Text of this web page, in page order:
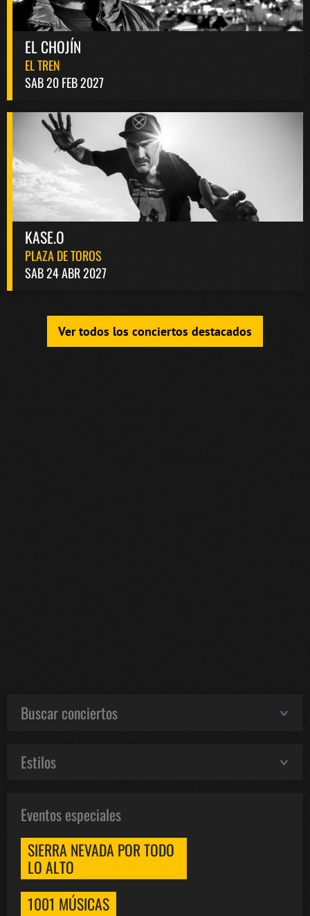
EL CHOJÍN
EL TREN
SAB 20 FEB 2027
KASE.O
PLAZA DE TOROS
SAB 24 ABR 2027
Ver todos los conciertos destacados
Buscar conciertos
Estilos
Eventos especiales
SIERRA NEVADA POR TODO
LO ALTO
1001 MÚSICAS